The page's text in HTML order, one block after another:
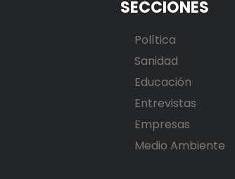
SECCIONES
Política
Sanidad
Educación
Entrevistas
Empresas
Medio Ambiente